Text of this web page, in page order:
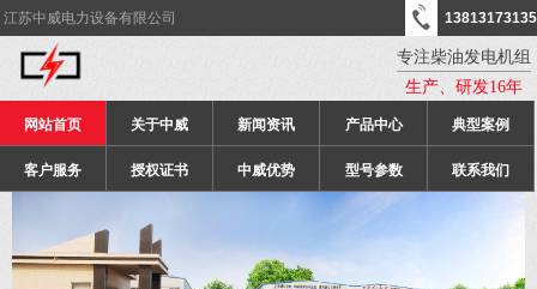
江苏中威电力设备有限公司 13813173135
专注柴油发电机组
生产、研发16年
网站首页 关于中威 新闻资讯 产品中心 典型案例
客户服务 授权证书 中威优势 型号参数 联系我们